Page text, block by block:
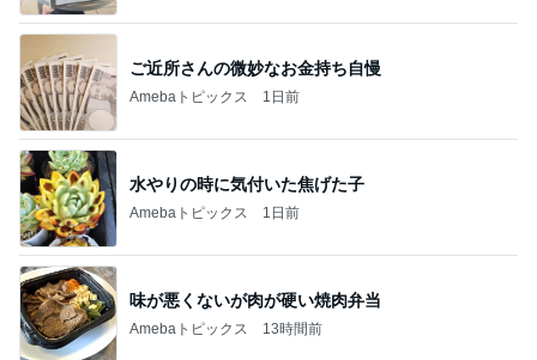
ご近所さんの微妙なお金持ち自慢
Amebaトピックス 1日前
水やりの時に気付いた焦げた子
Amebaトピックス 1日前
味が悪くないが肉が硬い焼肉弁当
Amebaトピックス 13時間前